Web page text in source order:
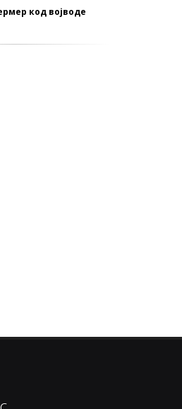
код војводе